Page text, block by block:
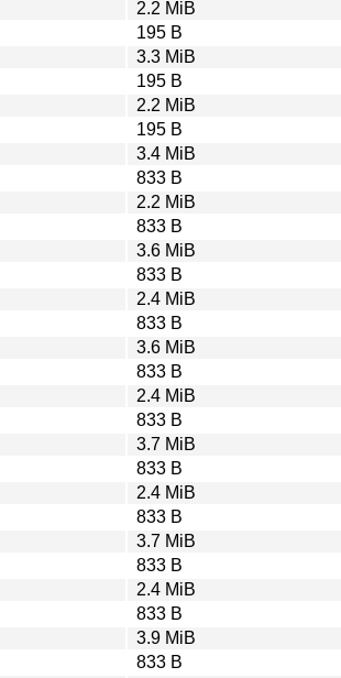
2.2 MiB
195 B
3.3 MiB
195 B
2.2 MiB
195 B
3.4 MiB
833 B
2.2 MiB
833 B
3.6 MiB
833 B
2.4 MiB
833 B
3.6 MiB
833 B
2.4 MiB
833 B
3.7 MiB
833 B
2.4 MiB
833 B
3.7 MiB
833 B
2.4 MiB
833 B
3.9 MiB
833 B